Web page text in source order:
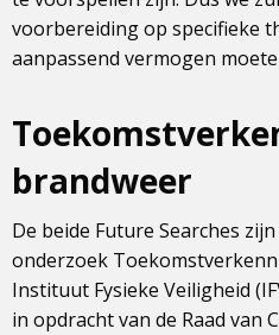
voorbereiding op specifieke
aanpassend vermogen
brandweer
De beide Future Searches
onderzoek
Instituut Fysieke Veiligheid
in opdracht van de Raad van